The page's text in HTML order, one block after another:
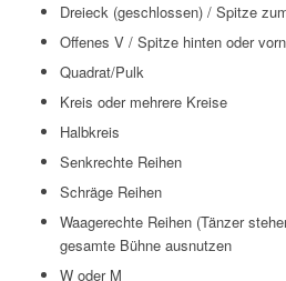
Dreieck (geschlossen) / Spitze
Offenes V / Spitze hinten oder
Quadrat/Pulk
Kreis oder mehrere Kreise
Halbkreis
Senkrechte Reihen
Schräge Reihen
Waagerechte Reihen (Tänzer
gesamte Bühne ausnutzen
W oder M